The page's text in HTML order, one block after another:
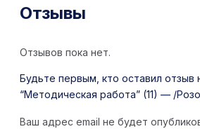
Отзывы
Отзывов пока нет.
Будьте первым, кто оставил отзыв
“Методическая работа” (11) — /
Ваш адрес email не будет